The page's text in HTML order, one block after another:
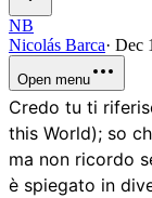
NB
Nicolás Barca· Dec
Open menu
Credo tu ti
this World); so
ma non ricordo
è spiegato in